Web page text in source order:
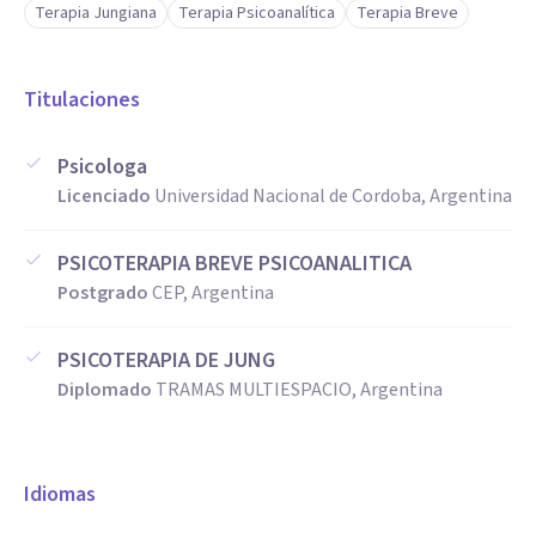
Terapia Jungiana Terapia Psicoanalítica Terapia Breve
Titulaciones
Psicologa
Licenciado Universidad Nacional de Cordoba, Argentina
PSICOTERAPIA BREVE PSICOANALITICA
PostgradoCEP, Argentina
PSICOTERAPIA DE JUNG
Diplomado TRAMAS MULTIESPACIO, Argentina
Idiomas